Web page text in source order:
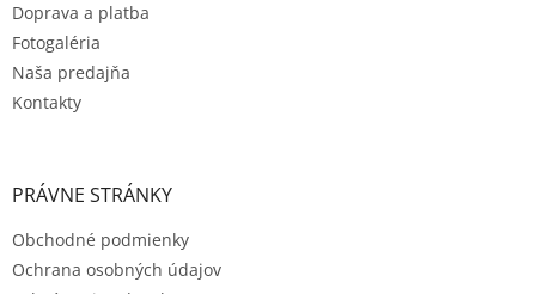
Doprava a platba
Fotogaléria
Naša predajňa
Kontakty
PRÁVNE STRÁNKY
Obchodné podmienky
Ochrana osobných údajov